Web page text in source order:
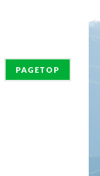
PAGETOP